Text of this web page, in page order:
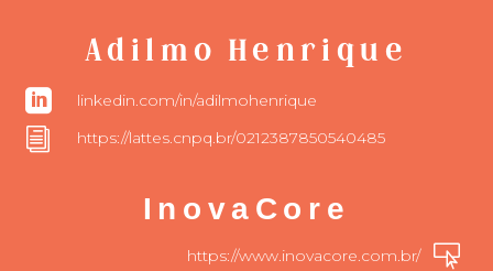
Adilmo Henrique
 linkedin.com/in/adilmohenrique
i https://lattes.cnpq.br/0212387850540485
InovaCore

https://www.inovacore.com.br/